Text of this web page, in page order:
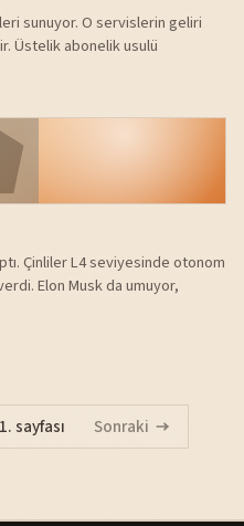
sunuyor. O servislerin geliri
Üstelik abonelik usulü
Çinliler L4 seviyesinde otonom
Elon Musk da umuyor,
sayfası Sonraki